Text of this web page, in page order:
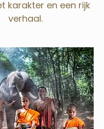
karakter en een rijk
verhaal.